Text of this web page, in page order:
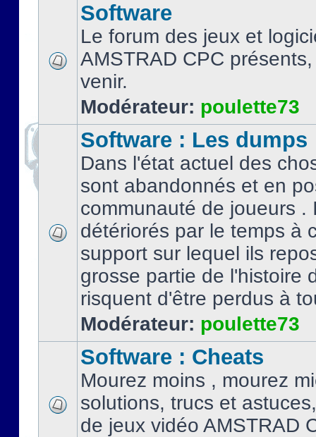
Software
Le forum des jeux et
AMSTRAD CPC
venir.
Modérateur: poulette73
Software : Les dumps
Dans l'état actuel des
sont abandonnés et en
communauté de joueurs .
détériorés par le temps à
support sur lequel ils
grosse partie de l'histoire
risquent d'être perdus à
Modérateur: poulette73
Software : Cheats
Mourez moins , mourez
solutions, trucs et
de jeux vidéo AMSTRAD